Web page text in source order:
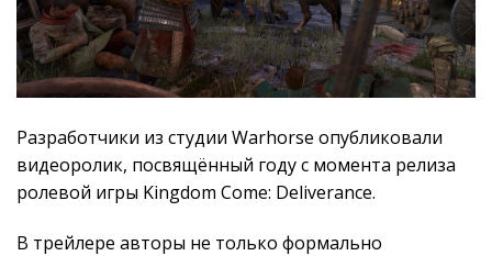
Разработчики из студии Warhorse опубликовали
видеоролик, посвящённый году с момента релиза
ролевой игры Kingdom Come: Deliverance.
В трейлере авторы не только формально